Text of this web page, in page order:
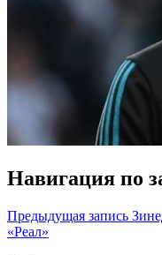
Навигация по
Предыдущая запись
«Реал»